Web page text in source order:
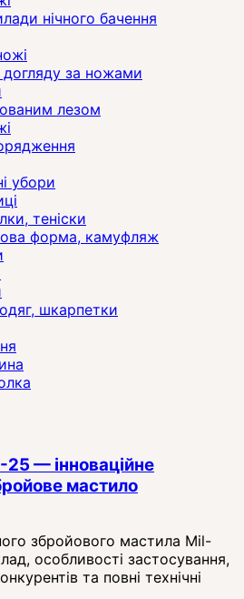
нічного бачення
за ножами
лезом
убори
теніски
форма, камуфляж
шкарпетки
— інноваційне
мастило
збройового мастила Mil-
особливості застосування,
та повні технічні